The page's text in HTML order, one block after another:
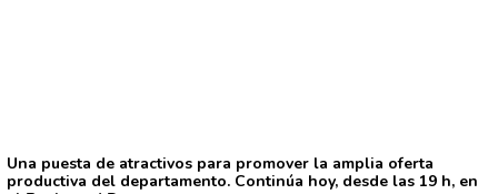
Una puesta de atractivos para promover la amplia oferta
productiva del departamento. Continúa hoy, desde las 19 h, en